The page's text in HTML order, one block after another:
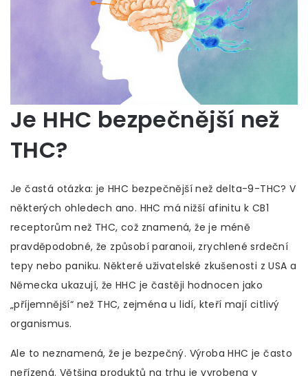
Je HHC bezpečnější než
THC?
Je častá otázka: je HHC bezpečnější než delta-9-THC? V
některých ohledech ano. HHC má nižší afinitu k CB1
receptorům než THC, což znamená, že je méně
pravděpodobné, že způsobí paranoii, zrychlené srdeční
tepy nebo paniku. Některé uživatelské zkušenosti z USA a
Německa ukazují, že HHC je častěji hodnocen jako
„příjemnější“ než THC, zejména u lidí, kteří mají citlivý
organismus.
Ale to neznamená, že je bezpečný. Výroba HHC je často
neřízená. Většina produktů na trhu je vyrobena v